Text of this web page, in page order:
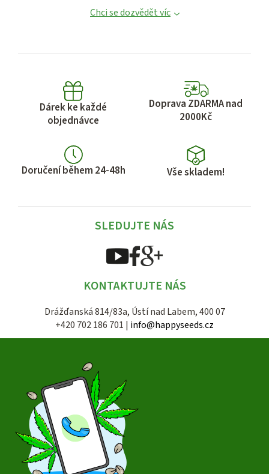
Chci se dozvědět víc
Dárek ke každé
objednávce
Doprava ZDARMA nad
2000Kč
Doručení během 24-48h Vše skladem!
SLEDUJTE NÁS
KONTAKTUJTE NÁS
Drážďanská 814/83a, Ústí nad Labem, 400 07
+420 702 186 701 | info@happyseeds.cz